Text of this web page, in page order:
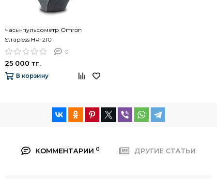
Часы-пульсометр Omron
Strapless HR-210
0
25 000 тг.
В корзину
КОММЕНТАРИИ 0 ДРУГИЕ СТАТЬИ